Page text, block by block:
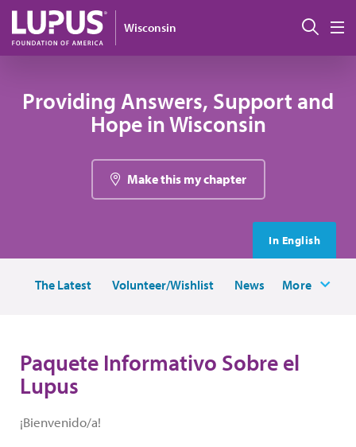
Pasar al contenido principal
Wisconsin
Providing Answers, Support and
Hope in Wisconsin
Make this my chapter
In English
The Latest Volunteer/Wishlist News More
Paquete Informativo Sobre el
Lupus
¡Bienvenido/a!